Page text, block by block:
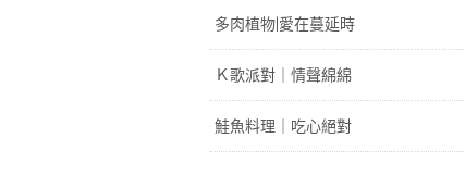
多肉植物|愛在蔓延時
Ｋ歌派對｜情聲綿綿
鮭魚料理｜吃心絕對